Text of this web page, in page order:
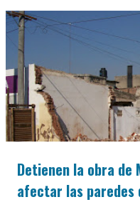
Detienen la obra de
afectar las paredes